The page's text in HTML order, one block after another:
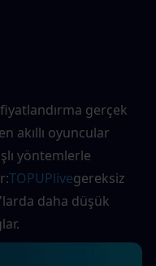
gerçek
akıllı oyuncular
yöntemlerle
TOPUPlivegereksiz
daha düşük